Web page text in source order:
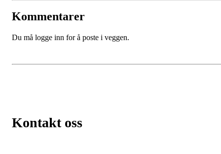
Kommentarer
Du må logge inn for å poste i veggen.
Kontakt oss